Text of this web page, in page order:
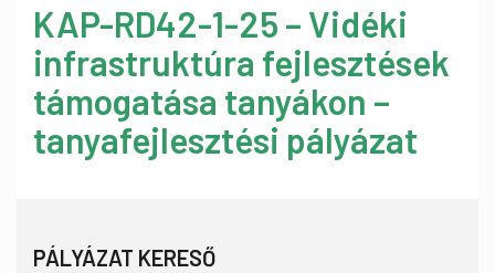
KAP-RD42-1-25 – Vidéki
infrastruktúra fejlesztések
támogatása tanyákon –
tanyafejlesztési pályázat
PÁLYÁZAT KERESŐ